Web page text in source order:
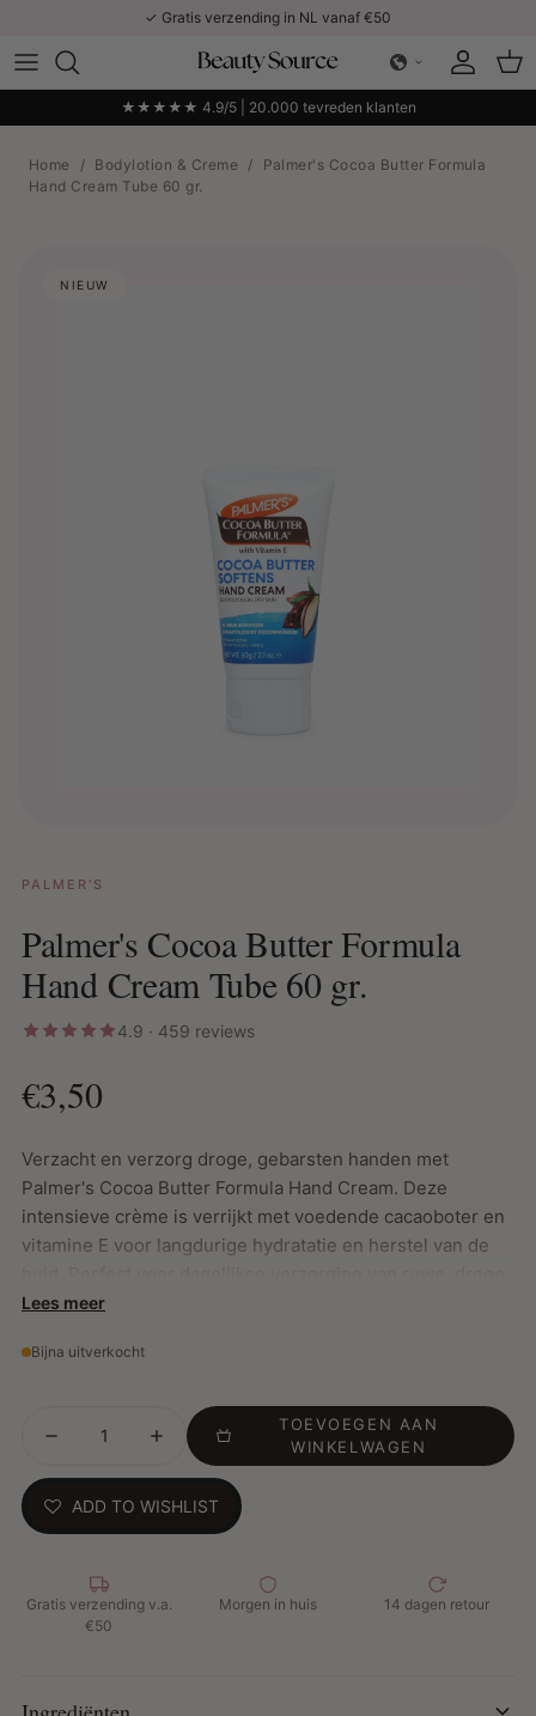
✓ Gratis verzending in NL vanaf €50
Account
★★★★★ 4.9/5 | 20.000 tevreden klanten
Home / Bodylotion & Creme /
Palmer's Cocoa Butter Formula
Hand Cream Tube 60 gr.
NIEUW
PALMER'S
Palmer's Cocoa Butter Formula
Hand Cream Tube 60 gr.
4.9 · 459 reviews
€3,50
Verzacht en verzorg droge, gebarsten handen met
Palmer's Cocoa Butter Formula Hand Cream. Deze
intensieve crème is verrijkt met voedende cacaoboter en
vitamine E voor langdurige hydratatie en herstel van de
handen.
Intensieve hydratatie met cacaoboter en vitamine E
Herstelt en verzacht droge, gebarsten handen
Biedt tot 48 uur langdurige hydratatie
Compact formaat, ideaal voor onderweg
wanneer nodig.
Lees meer
Bijna uitverkocht
TOEVOEGEN AAN
WINKELWAGEN
ADD TO WISHLIST
Gratis verzending v.a.
€50
Morgen in huis 14 dagen retour